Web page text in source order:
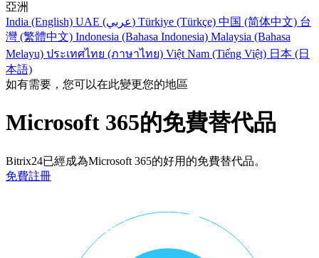
亞洲
India (English)
UAE (عربي) Türkiye (Türkçe) 中国 (简体中文) 台
灣 (繁體中文) Indonesia (Bahasa Indonesia) Malaysia (Bahasa
Melayu) ประเทศไทย (ภาษาไทย) Việt Nam (Tiếng Việt) 日本 (日
本語)
如有需要，您可以在此變更您的地區
Microsoft 365的免費替代品
Bitrix24已經成為Microsoft 365的好用的免費替代品。
免費註冊